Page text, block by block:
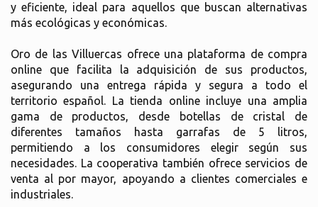
y eficiente, ideal para aquellos que buscan alternativas
más ecológicas y económicas.
Oro de las Villuercas ofrece una plataforma de compra
online que facilita la adquisición de sus productos,
asegurando una entrega rápida y segura a todo el
territorio español. La tienda online incluye una amplia
gama de productos, desde botellas de cristal de
diferentes tamaños hasta garrafas de 5 litros,
permitiendo a los consumidores elegir según sus
necesidades. La cooperativa también ofrece servicios de
venta al por mayor, apoyando a clientes comerciales e
industriales.